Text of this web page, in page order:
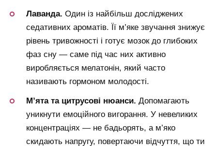
Лаванда. Один із найбільш досліджених
седативних ароматів. Її м’яке звучання знижує
рівень тривожності і готує мозок до глибоких
фаз сну — саме під час них активно
виробляється мелатонін, який часто
називають гормоном молодості.
М’ята та цитрусові нюанси. Допомагають
уникнути емоційного вигорання. У невеликих
концентраціях — не бадьорять, а м’яко
скидають напругу, повертаючи відчуття, що ти